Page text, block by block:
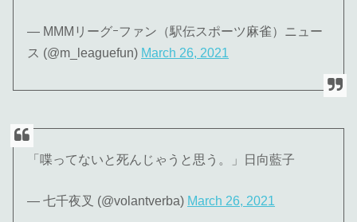
— MMMリーグｰファン（駅伝スポーツ麻雀）ニュー
ス (@m_leaguefun) March 26, 2021
「喋ってないと死んじゃうと思う。」日向藍子
— 七千夜叉 (@volantverba) March 26, 2021